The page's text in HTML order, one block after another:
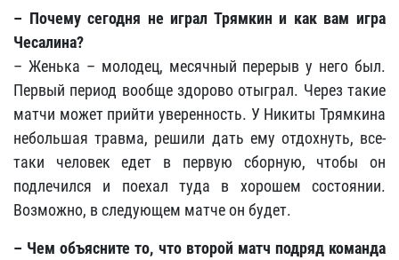
– Почему сегодня не играл Трямкин и как вам игра
Чесалина?
– Женька – молодец, месячный перерыв у него был.
Первый период вообще здорово отыграл. Через такие
матчи может прийти уверенность. У Никиты Трямкина
небольшая травма, решили дать ему отдохнуть, все-
таки человек едет в первую сборную, чтобы он
подлечился и поехал туда в хорошем состоянии.
Возможно, в следующем матче он будет.
– Чем объясните то, что второй матч подряд команда